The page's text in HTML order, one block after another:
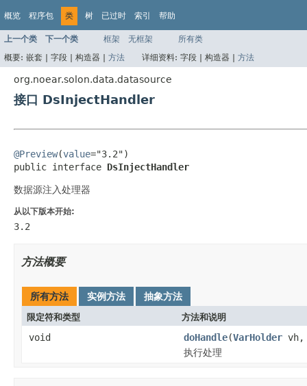
概览 程序包 类 树 已过时 索引 帮助
上一个类 下一个类 框架 无框架
所有类
概要: 嵌套 | 字段 | 构造器 | 方法 详细资料: 字段 | 构造器 | 方法
org.noear.solon.data.datasource
接口 DsInjectHandler
@Preview(value="3.2")
public interface DsInjectHandler
数据源注入处理器
从以下版本开始:
3.2
方法概要
所有方法 实例方法 抽象方法
限定符和类型 方法和说明
void doHandle(VarHolder
执行处理